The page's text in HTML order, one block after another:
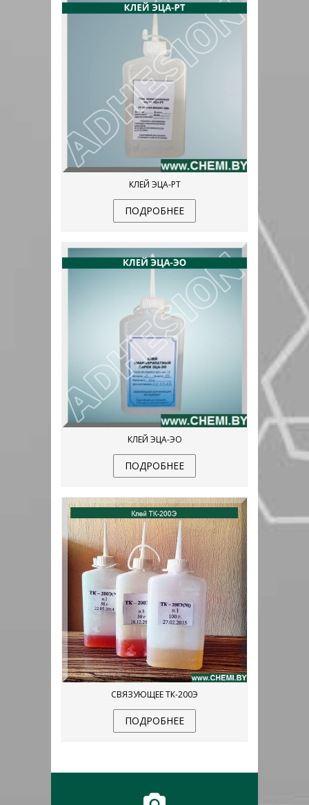
КЛЕЙ ЭЦА-РТ
ПОДРОБНЕЕ
КЛЕЙ ЭЦА-ЭО
ПОДРОБНЕЕ
СВЯЗУЮЩЕЕ ТК-200Э
ПОДРОБНЕЕ